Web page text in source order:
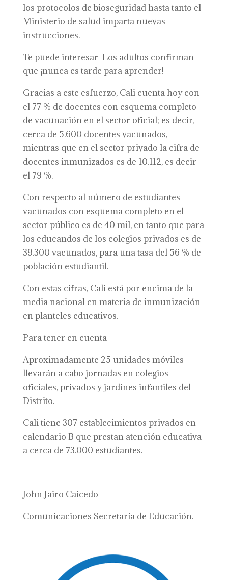
los protocolos de bioseguridad hasta tanto el
Ministerio de salud imparta nuevas
instrucciones.
Te puede interesar Los adultos confirman
que ¡nunca es tarde para aprender!
Gracias a este esfuerzo, Cali cuenta hoy con
el 77 % de docentes con esquema completo
de vacunación en el sector oficial; es decir,
cerca de 5.600 docentes vacunados,
mientras que en el sector privado la cifra de
docentes inmunizados es de 10.112, es decir
el 79 %.
Con respecto al número de estudiantes
vacunados con esquema completo en el
sector público es de 40 mil, en tanto que para
los educandos de los colegios privados es de
39.300 vacunados, para una tasa del 56 % de
población estudiantil.
Con estas cifras, Cali está por encima de la
media nacional en materia de inmunización
en planteles educativos.
Para tener en cuenta
Aproximadamente 25 unidades móviles
llevarán a cabo jornadas en colegios
oficiales, privados y jardines infantiles del
Distrito.
Cali tiene 307 establecimientos privados en
calendario B que prestan atención educativa
a cerca de 73.000 estudiantes.
John Jairo Caicedo
Comunicaciones Secretaría de Educación.